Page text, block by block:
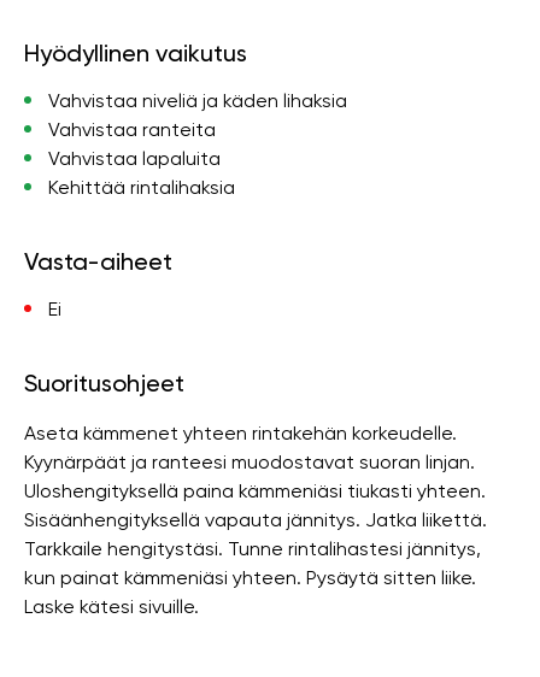
Hyödyllinen vaikutus
Vahvistaa niveliä ja käden lihaksia
Vahvistaa ranteita
Vahvistaa lapaluita
Kehittää rintalihaksia
Vasta-aiheet
Ei
Suoritusohjeet
Aseta kämmenet yhteen rintakehän korkeudelle.
Kyynärpäät ja ranteesi muodostavat suoran linjan.
Uloshengityksellä paina kämmeniäsi tiukasti yhteen.
Sisäänhengityksellä vapauta jännitys. Jatka liikettä.
Tarkkaile hengitystäsi. Tunne rintalihastesi jännitys,
kun painat kämmeniäsi yhteen. Pysäytä sitten liike.
Laske kätesi sivuille.